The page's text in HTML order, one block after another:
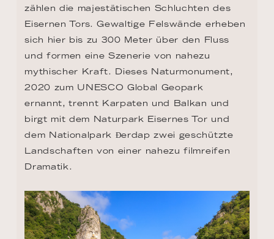
zählen die majestätischen Schluchten des
Eisernen Tors. Gewaltige Felswände erheben
sich hier bis zu 300 Meter über den Fluss
und formen eine Szenerie von nahezu
mythischer Kraft. Dieses Naturmonument,
2020 zum UNESCO Global Geopark
ernannt, trennt Karpaten und Balkan und
birgt mit dem Naturpark Eisernes Tor und
dem Nationalpark Đerdap zwei geschützte
Landschaften von einer nahezu filmreifen
Dramatik.